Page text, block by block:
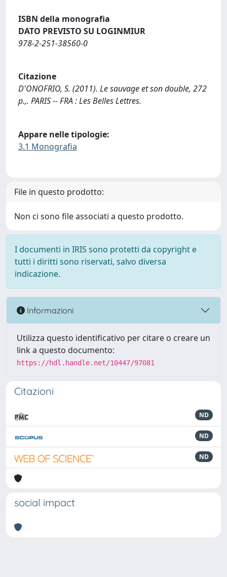
ISBN della monografia
DATO PREVISTO SU LOGINMIUR
978-2-251-38560-0
Citazione
D'ONOFRIO, S. (2011). Le sauvage et son double, 272
p.,. PARIS -- FRA : Les Belles Lettres.
Appare nelle tipologie:
3.1 Monografia
File in questo prodotto:
Non ci sono file associati a questo prodotto.
I documenti in IRIS sono protetti da copyright e
tutti i diritti sono riservati, salvo diversa
indicazione.
Informazioni
Utilizza questo identificativo per citare o creare un
link a questo documento:
https://hdl.handle.net/10447/97081
Citazioni
ND
ND
ND
social impact